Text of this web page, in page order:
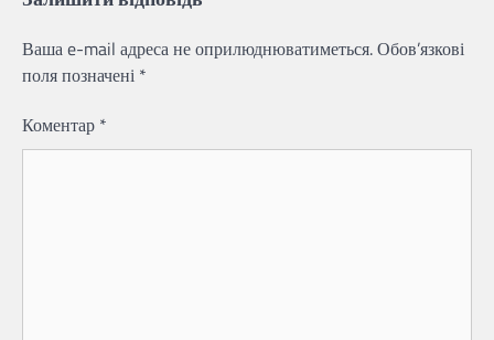
Ваша e-mail адреса не оприлюднюватиметься.Обов’язкові
поля позначені *
Коментар *